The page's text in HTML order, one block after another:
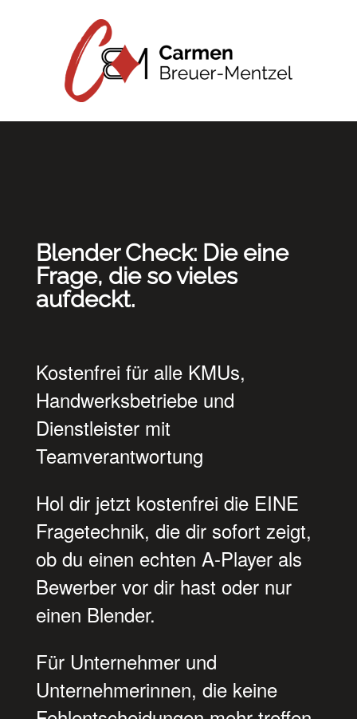
Blender Check: Die eine
Frage, die so vieles
aufdeckt.
Kostenfrei für alle KMUs,
Handwerksbetriebe und
Dienstleister mit
Teamverantwortung
Hol dir jetzt kostenfrei die EINE
Fragetechnik, die dir sofort zeigt,
ob du einen echten A-Player als
Bewerber vor dir hast oder nur
einen Blender.
Für Unternehmer und
Unternehmerinnen, die keine